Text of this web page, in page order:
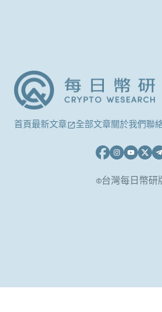
首頁最新文章 全部文章關於我們聯
©台灣每日幣研